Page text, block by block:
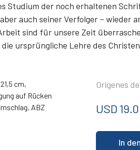
Studium der noch erhaltenen
auch seiner Verfolger – wieder
sind für unsere Zeit
die ursprüngliche Lehre des
Origenes
USD
In
cm,
auf Rücken
ABZ